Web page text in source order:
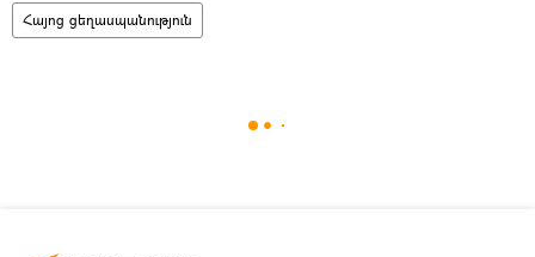
Հայոց ցեղասպանություն